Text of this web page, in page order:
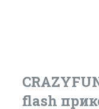
flash